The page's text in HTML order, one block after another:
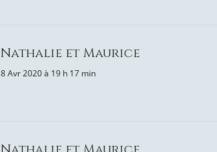
Nathalie et Maurice
8 Avr 2020 à 19 h 17 min